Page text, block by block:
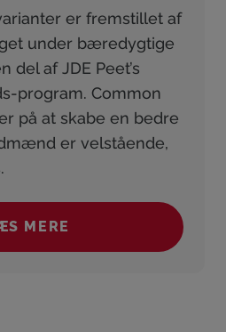
er fremstillet af
under bæredygtige
del af JDE Peet’s
program. Common
på at skabe en bedre
er velstående,
MERE
()